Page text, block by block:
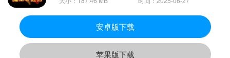
安卓版下载
苹果版下载